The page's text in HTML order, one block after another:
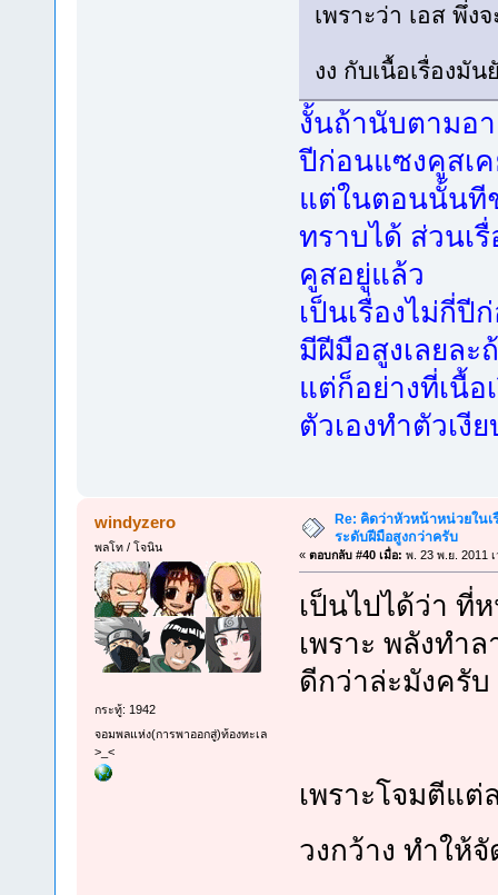
เพราะว่า เอส พึ่
งง กับเนื้อเรื่องมั
งั้นถ้านับตามอ
ปีก่อนแซงคูสเ
แต่ในตอนนั้นที
ทราบได้ ส่วนเ
คูสอยู่แล้ว
เป็นเรื่องไม่กี่
มีฝีมือสูงเลยล
แต่ก็อย่างที่เนื้
ตัวเองทำตัวเ
windyzero
พลโท / โจนิน
กระทู้: 1942
จอมพลแห่ง(การพาออกสู่)ท้องทะเล
>_<
Re: คิดว่าหัวหน้าหน่วยใน
ระดับฝีมือสูงกว่าครับ
« ตอบกลับ #40 เมื่อ: พ. 23 พ.ย. 2011
เป็นไปได้ว่า ที่
เพราะ พลังทำ
ดีกว่าล่ะมังครับ
เพราะโจมตีแต่
วงกว้าง ทำให้